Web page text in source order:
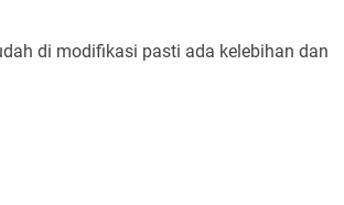
di modifikasi pasti ada kelebihan dan